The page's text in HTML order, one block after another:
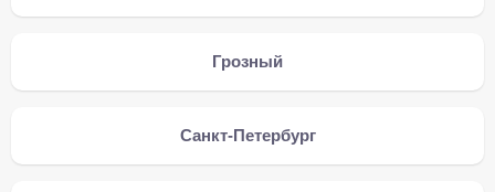
Грозный
Санкт-Петербург